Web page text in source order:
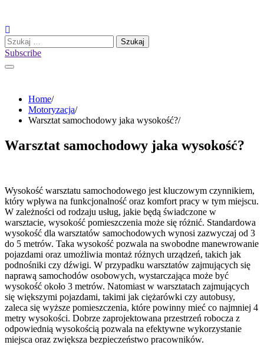
content
Szukaj:
Subscribe
Home
Motoryzacja
Warsztat samochodowy jaka wysokość?
Warsztat samochodowy jaka wysokość?
Wysokość warsztatu samochodowego jest kluczowym czynnikiem,
który wpływa na funkcjonalność oraz komfort pracy w tym miejscu.
W zależności od rodzaju usług, jakie będą świadczone w
warsztacie, wysokość pomieszczenia może się różnić. Standardowa
wysokość dla warsztatów samochodowych wynosi zazwyczaj od 3
do 5 metrów. Taka wysokość pozwala na swobodne manewrowanie
pojazdami oraz umożliwia montaż różnych urządzeń, takich jak
podnośniki czy dźwigi. W przypadku warsztatów zajmujących się
naprawą samochodów osobowych, wystarczająca może być
wysokość około 3 metrów. Natomiast w warsztatach zajmujących
się większymi pojazdami, takimi jak ciężarówki czy autobusy,
zaleca się wyższe pomieszczenia, które powinny mieć co najmniej 4
metry wysokości. Dobrze zaprojektowana przestrzeń robocza z
odpowiednią wysokością pozwala na efektywne wykorzystanie
miejsca oraz zwiększa bezpieczeństwo pracowników.